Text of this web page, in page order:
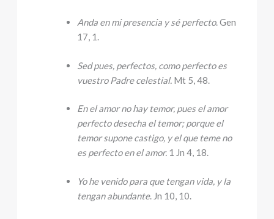
Anda en mi presencia y sé perfecto. Gen
17, 1.
Sed pues, perfectos, como perfecto es
vuestro Padre celestial.Mt 5, 48.
En el amor no hay temor, pues el amor
perfecto desecha el temor; porque el
temor supone castigo, y el que teme no
es perfecto en el amor.1 Jn 4, 18.
Yo he venido para que tengan vida, y la
tengan abundante. Jn 10, 10.